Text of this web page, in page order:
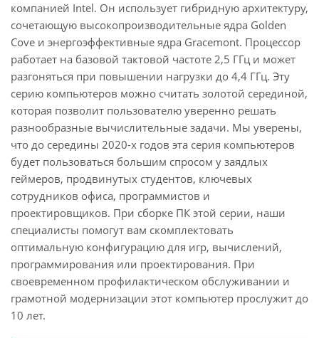
компанией Intel. Он использует гибридную архитектуру,
сочетающую высокопроизводительные ядра Golden
Cove и энергоэффективные ядра Gracemont. Процессор
работает на базовой тактовой частоте 2,5 ГГц и может
разгоняться при повышении нагрузки до 4,4 ГГц. Эту
серию компьютеров можно считать золотой серединой,
которая позволит пользователю уверенно решать
разнообразные вычислительные задачи. Мы уверены,
что до середины 2020-х годов эта серия компьютеров
будет пользоваться большим спросом у заядлых
геймеров, продвинутых студентов, ключевых
сотрудников офиса, программистов и
проектировщиков. При сборке ПК этой серии, наши
специалисты помогут вам скомплектовать
оптимальную конфигурацию для игр, вычислений,
программирования или проектирования. При
своевременном профилактическом обслуживании и
грамотной модернизации этот компьютер прослужит до
10 лет.